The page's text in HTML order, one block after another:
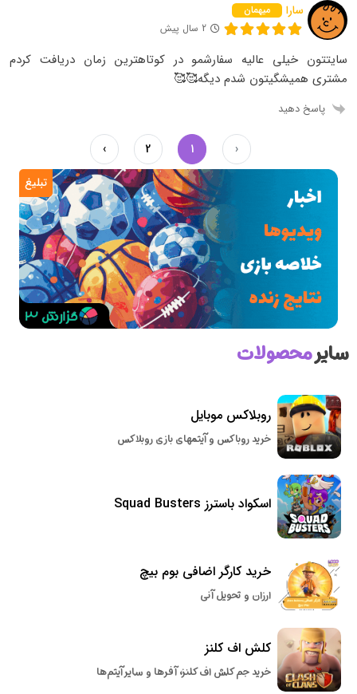
سارا
میهمان
2 سال پیش
سایتتون خیلی عالیه سفارشمو در کوتاهترین زمان دریافت کردم
مشتری همیشگیتون شدم دیگه🥰🥰
پاسخ دهید
‹
1
2
›
تبلیغ
سایرمحصولات
روبلاکس موبایل
خرید روباکس و آیتمهای بازی روبلاکس
اسکواد باسترز Squad Busters
خرید کارگر اضافی بوم بیچ
ارزان و تحویل آنی
کلش اف کلنز
خرید جم کلش اف کلنز، آفرها و سایر آیتم‌ها